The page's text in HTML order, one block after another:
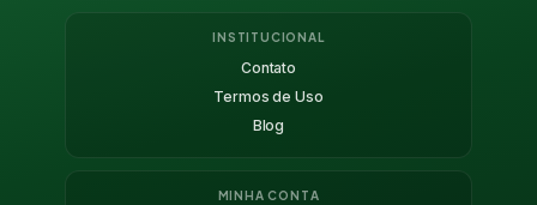
INSTITUCIONAL
Contato
Termos de Uso
Blog
MINHA CONTA